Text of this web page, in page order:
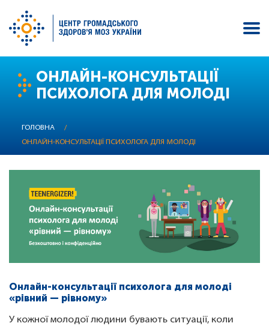
основного
ОНЛАЙН-КОНСУЛЬТАЦІЇ
ПСИХОЛОГА ДЛЯ МОЛОДІ
ГОЛОВНА
/
ОНЛАЙН-КОНСУЛЬТАЦІЇ ПСИХОЛОГА ДЛЯ МОЛОДІ
Онлайн-консультації психолога для молоді
«рівний — рівному»
У кожної молодої людини бувають ситуації, коли